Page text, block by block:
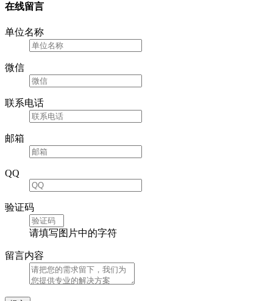
在线留言
单位名称
微信
联系电话
邮箱
QQ
验证码
请填写图片中的字符
留言内容